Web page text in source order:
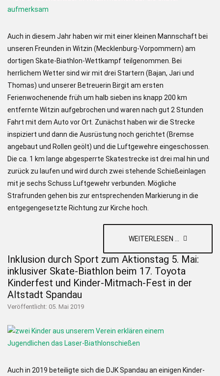
Auch in diesem Jahr haben wir mit einer kleinen Mannschaft bei
unseren Freunden in Witzin (Mecklenburg-Vorpommern) am
dortigen Skate-Biathlon-Wettkampf teilgenommen. Bei
herrlichem Wetter sind wir mit drei Startern (Bajan, Jari und
Thomas) und unserer Betreuerin Birgit am ersten
Ferienwochenende früh um halb sieben ins knapp 200 km
entfernte Witzin aufgebrochen und waren nach gut 2 Stunden
Fahrt mit dem Auto vor Ort. Zunächst haben wir die Strecke
inspiziert und dann die Ausrüstung noch gerichtet (Bremse
angebaut und Rollen geölt) und die Luftgewehre eingeschossen.
Die ca. 1 km lange abgesperrte Skatestrecke ist drei mal hin und
zurück zu laufen und wird durch zwei stehende Schießeinlagen
mit je sechs Schuss Luftgewehr verbunden. Mögliche
Strafrunden gehen bis zur entsprechenden Markierung in die
entgegengesetzte Richtung zur Kirche hoch.
WEITERLESEN ...
Inklusion durch Sport zum Aktionstag 5. Mai:
inklusiver Skate-Biathlon beim 17. Toyota
Kinderfest und Kinder-Mitmach-Fest in der
Altstadt Spandau
Veröffentlicht: 05. Mai 2019
Auch in 2019 beteiligte sich die DJK Spandau an einigen Kinder-